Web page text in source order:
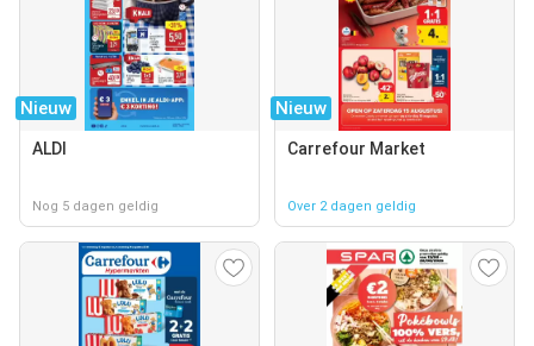
Nieuw
ALDI
Nog 5 dagen geldig
Nieuw
Carrefour Market
Over 2 dagen geldig